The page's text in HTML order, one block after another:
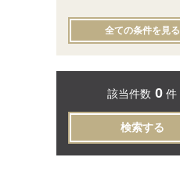
全ての条件を見る
該当件数 0 件
検索する